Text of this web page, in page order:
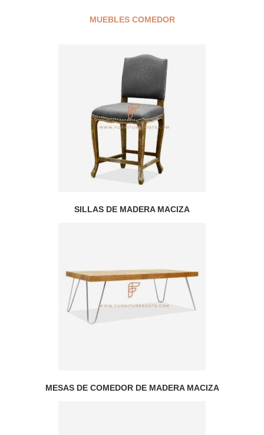
MUEBLES COMEDOR
SILLAS DE MADERA MACIZA
MESAS DE COMEDOR DE MADERA MACIZA